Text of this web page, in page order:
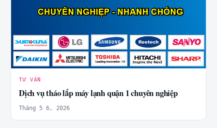
TƯ VẤN
Dịch vụ tháo lắp máy lạnh quận 1 chuyên nghiệp
Tháng 5 6, 2026